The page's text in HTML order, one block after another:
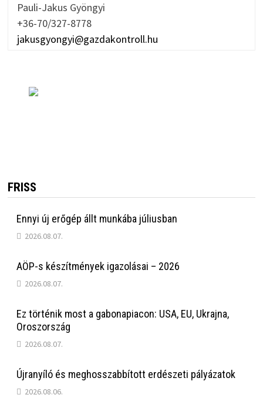
Pauli-Jakus Gyöngyi
+36-70/327-8778
jakusgyongyi@gazdakontroll.hu
FRISS
Ennyi új erőgép állt munkába júliusban
2026.08.07.
AÖP-s készítmények igazolásai – 2026
2026.08.07.
Ez történik most a gabonapiacon: USA, EU, Ukrajna,
Oroszország
2026.08.07.
Újranyíló és meghosszabbított erdészeti pályázatok
2026.08.06.